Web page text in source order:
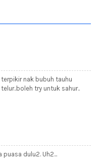
nak bubuh tauhu
try untuk sahur..
dulu2. Uh2...